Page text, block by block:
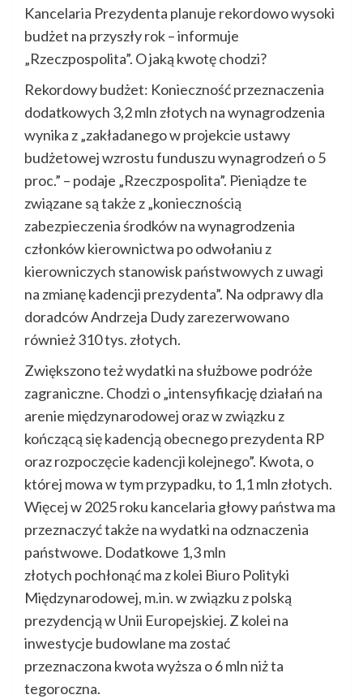
Kancelaria Prezydenta planuje rekordowo wysoki
budżet na przyszły rok – informuje
„Rzeczpospolita”. O jaką kwotę chodzi?
Rekordowy budżet: Konieczność przeznaczenia
dodatkowych 3,2 mln złotych na wynagrodzenia
wynika z „zakładanego w projekcie ustawy
budżetowej wzrostu funduszu wynagrodzeń o 5
proc.” – podaje „Rzeczpospolita”. Pieniądze te
związane są także z „koniecznością
zabezpieczenia środków na wynagrodzenia
członków kierownictwa po odwołaniu z
kierowniczych stanowisk państwowych z uwagi
na zmianę kadencji prezydenta”. Na odprawy dla
doradców Andrzeja Dudy zarezerwowano
również 310 tys. złotych.
Zwiększono też wydatki na służbowe podróże
zagraniczne. Chodzi o „intensyfikację działań na
arenie międzynarodowej oraz w związku z
kończącą się kadencją obecnego prezydenta RP
oraz rozpoczęcie kadencji kolejnego”. Kwota, o
której mowa w tym przypadku, to 1,1 mln złotych.
Więcej w 2025 roku kancelaria głowy państwa ma
przeznaczyć także na wydatki na odznaczenia
państwowe. Dodatkowe 1,3 mln
złotych pochłonąć ma z kolei Biuro Polityki
Międzynarodowej, m.in. w związku z polską
prezydencją w Unii Europejskiej. Z kolei na
inwestycje budowlane ma zostać
przeznaczona kwota wyższa o 6 mln niż ta
tegoroczna.